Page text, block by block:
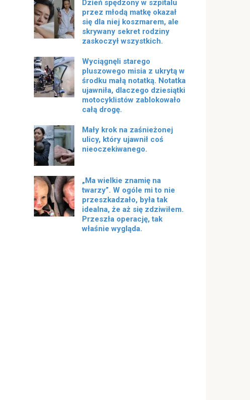
Dzień spędzony w szpitalu
przez młodą matkę okazał
się dla niej koszmarem, ale
skrywany sekret rodziny
zaskoczył wszystkich.
Wyciągnęli starego
pluszowego misia z ukrytą w
środku małą notatką. Notatka
ujawniła, dlaczego dziesiątki
motocyklistów zablokowało
całą drogę.
Mały krok na zaśnieżonej
ulicy, który ujawnił coś
nieoczekiwanego.
„Ma wielkie znamię na
twarzy”. W ogóle mi to nie
przeszkadzało, była tak
idealna, że ​​aż się zdziwiłem.
Przeszła operację, tak
właśnie wygląda.